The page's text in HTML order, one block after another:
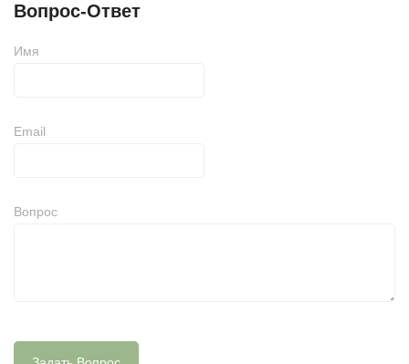
Вопрос-Ответ
Имя
Email
Вопрос